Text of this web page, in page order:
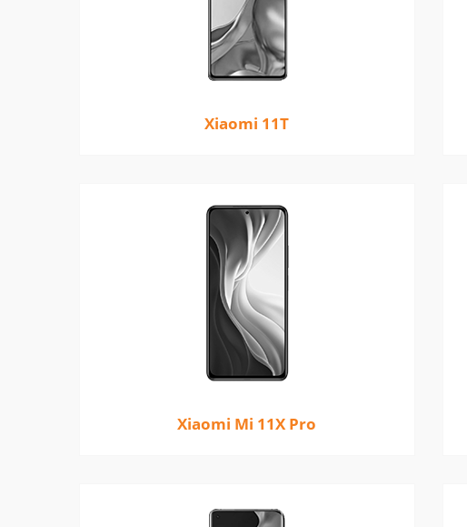
Xiaomi 11T
Xiaomi Mi 11X Pro